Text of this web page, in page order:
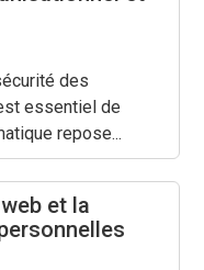
des
essentiel de
repose...
et la